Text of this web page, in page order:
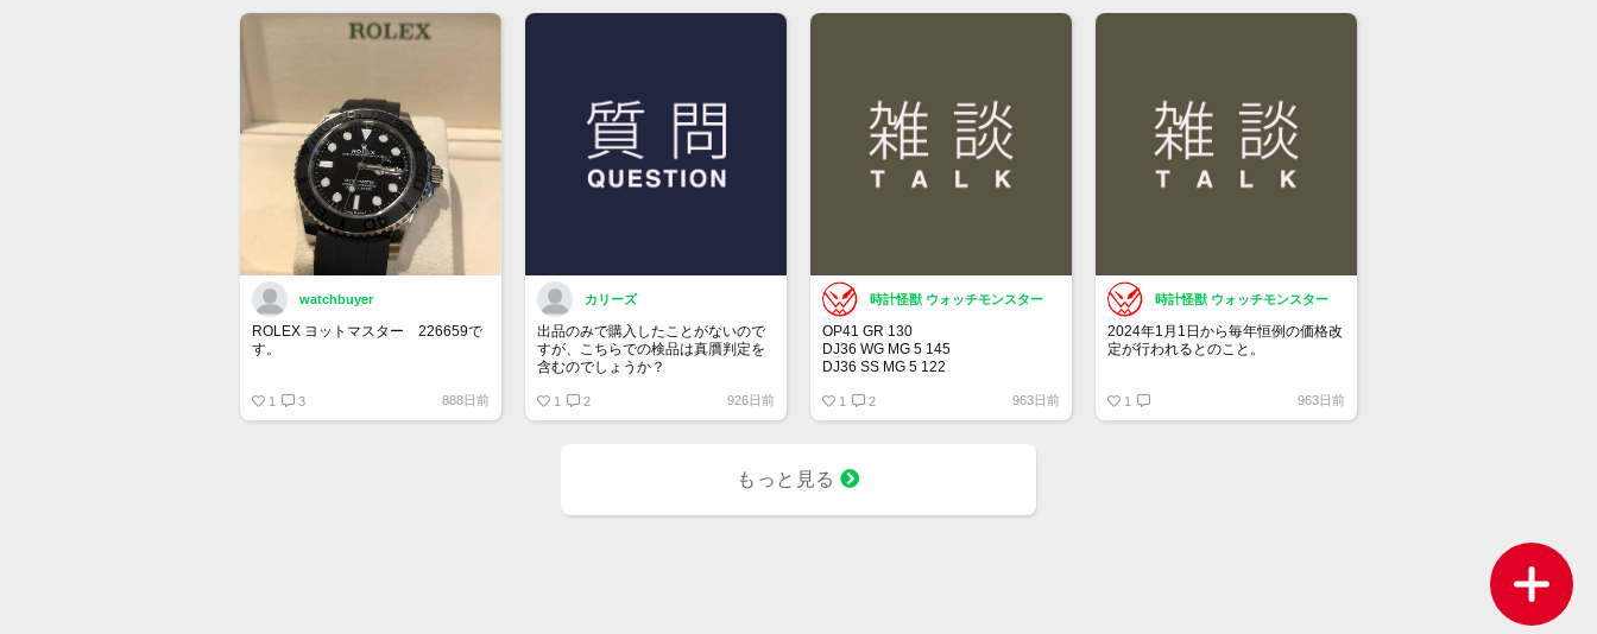
watchbuyer
ROLEX ヨットマスター 226659で
す。
うかと思っています。
1 3 888日前
カリーズ
出品のみで購入したことがないので
すが、こちらでの検品は真贋判定を
含むのでしょうか？
1 2 926日前
時計怪獣 ウォッチモンスター
OP41 GR 130
DJ36 WG MG 5 145
DJ36 SS MG 5 122
DJ41 WG WT 5 164
00LN BK 21 375
SUBD 23 182
1 2 963日前
時計怪獣 ウォッチモンスター
2024年1月1日から毎年恒例の価格改
定が行われるとのこと。
性があります。
1 963日前
もっと見る